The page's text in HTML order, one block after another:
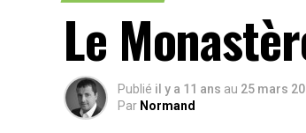
Le
Publié il y a 11 ans au 25 mars
Par Normand